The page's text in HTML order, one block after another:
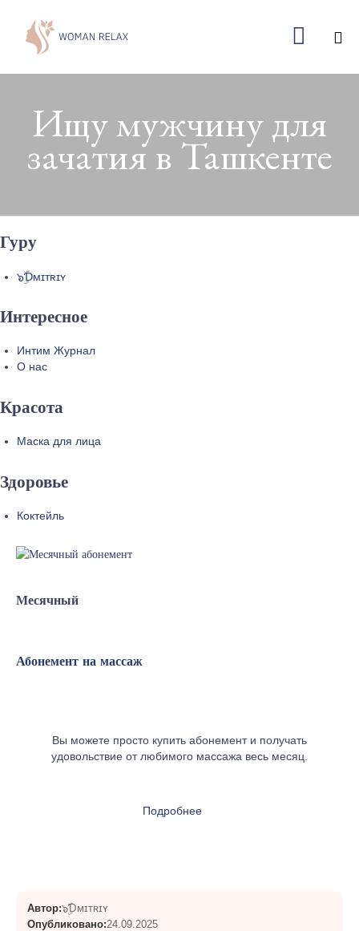

Ищу мужчину для
зачатия в Ташкенте
Автор:๖ۣۜƊᴍɪᴛʀɪʏ
Опубликовано:24.09.2025
Гуру
๖ۣۜƊᴍɪᴛʀɪʏ
Интересное
Интим Журнал
О нас
Красота
Маска для лица
Здоровье
Коктейль
Месячный
Абонемент на массаж
Вы можете просто купить абонемент и получать
удовольствие от любимого массажа весь месяц.
Подробнее